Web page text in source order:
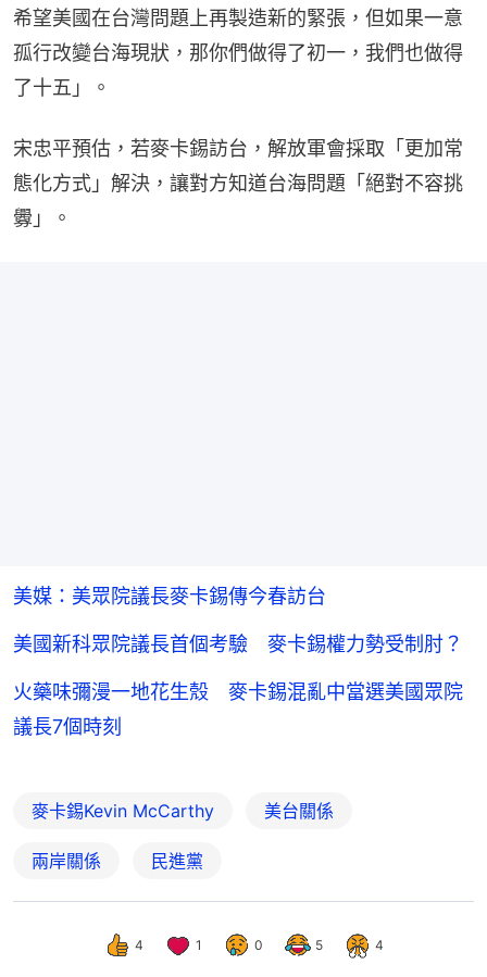
希望美國在台灣問題上再製造新的緊張，但如果一意
孤行改變台海現狀，那你們做得了初一，我們也做得
了十五」。
宋忠平預估，若麥卡錫訪台，解放軍會採取「更加常
態化方式」解決，讓對方知道台海問題「絕對不容挑
釁」。
美媒：美眾院議長麥卡錫傳今春訪台
美國新科眾院議長首個考驗 麥卡錫權力勢受制肘？
火藥味彌漫一地花生殼 麥卡錫混亂中當選美國眾院
議長7個時刻
麥卡錫Kevin McCarthy 美台關係
兩岸關係 民進黨
4 1 0 5 4